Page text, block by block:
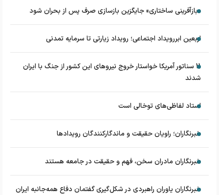
«بازآفرینی ساختاری» جایگزین بازسازی صرف پس از بحران شود
اربعین ابررویداد اجتماعی؛ رویداد زیارتی تا سرمایه تمدنی
11 سناتور آمریکا خواستار خروج نیروهای این کشور از جنگ با ایران
شدند
استاد لفاظی‌های توخالی است
خبرنگاران؛ راویان حقیقت و ماندگارکنندگان رویدادها
خبرنگاران مادران سخن، فهم و حقیقت در جامعه هستند
خبرنگاران یاوران راهبردی در شکل‌گیری گفتمان دفاع همه‌جانبه ایران